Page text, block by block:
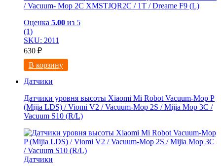
/ Vacuum- Mop 2C XMSTJQR2C / 1T / Dreame F9 (L)
Оценка 5.00 из 5
(1)
SKU: 2011
630 ₽
В корзину
Датчики
Датчики уровня высоты Xiaomi Mi Robot Vacuum-Mop P
(Mijia LDS) / Viomi V2 / Vacuum-Mop 2S / Mijia Mop 3C /
Vacuum S10 (R/L)
Датчики